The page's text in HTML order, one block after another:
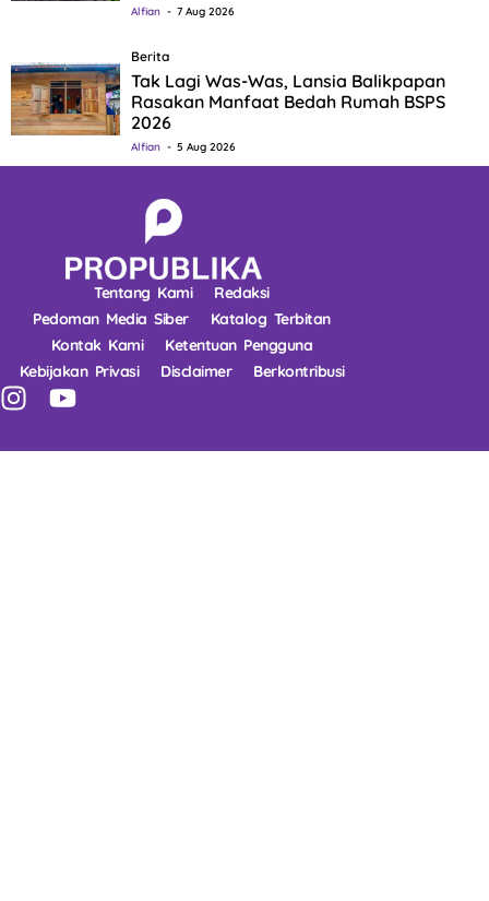
Alfian 7 Aug 2026
Berita
Tak Lagi Was-Was, Lansia Balikpapan
Rasakan Manfaat Bedah Rumah BSPS
2026
Alfian 5 Aug 2026
Tentang Kami
Redaksi
Pedoman Media Siber
Katalog Terbitan
Kontak Kami
Ketentuan Pengguna
Kebijakan Privasi
Disclaimer Berkontribusi